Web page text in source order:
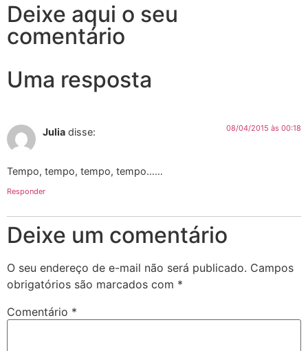
Deixe aqui o seu
comentário
Uma resposta
Julia disse: 08/04/2015 às 00:18
Tempo, tempo, tempo, tempo……
Responder
Deixe um comentário
O seu endereço de e-mail não será publicado. Campos
obrigatórios são marcados com *
Comentário *